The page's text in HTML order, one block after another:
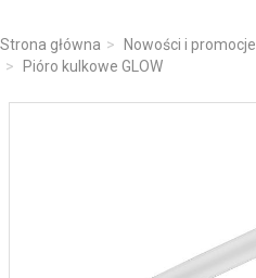
Strona główna Nowości i promocje
Pióro kulkowe GLOW